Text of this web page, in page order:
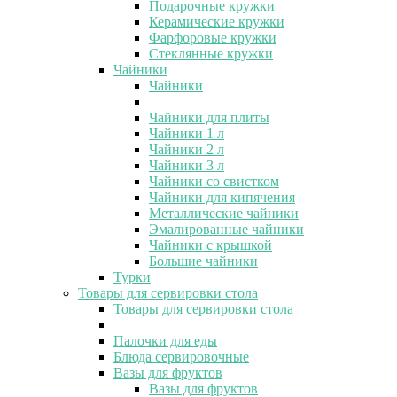
Подарочные кружки
Керамические кружки
Фарфоровые кружки
Стеклянные кружки
Чайники
Чайники
Чайники для плиты
Чайники 1 л
Чайники 2 л
Чайники 3 л
Чайники со свистком
Чайники для кипячения
Металлические чайники
Эмалированные чайники
Чайники с крышкой
Большие чайники
Турки
Товары для сервировки стола
Товары для сервировки стола
Палочки для еды
Блюда сервировочные
Вазы для фруктов
Вазы для фруктов